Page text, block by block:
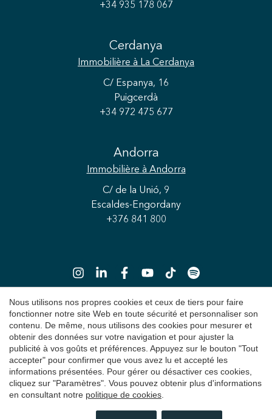
+34 935 178 067
Cerdanya
Immobilière à La Cerdanya
C/ Espanya, 16
Puigcerdà
+34 972 475 677
Andorra
Immobilière à Andorra
C/ de la Unió, 9
Escaldes-Engordany
+376 841 800
Copyright 2026 © Durán Carasso
Avis juridique
Politique de Confidentialité
Politique de cookies
Nous utilisons nos propres cookies et ceux de tiers pour faire
fonctionner notre site Web en toute sécurité et personnaliser son
contenu. De même, nous utilisons des cookies pour mesurer et
obtenir des données sur votre navigation et pour ajuster la
publicité à vos goûts et préférences. Appuyez sur le bouton "Tout
accepter" pour confirmer que vous avez lu et accepté les
informations présentées. Pour gérer ou désactiver ces cookies,
cliquez sur "Paramètres". Vous pouvez obtenir plus d'informations
en consultant notre politique de cookies.
Enregistrer les paramètres